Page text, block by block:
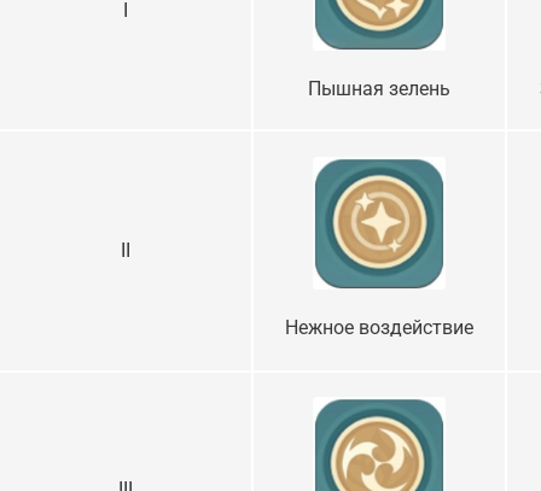
Пышная зелень
Нежное воздействие